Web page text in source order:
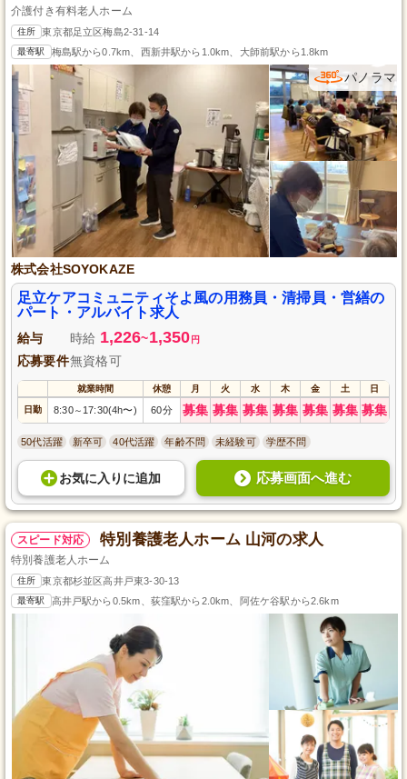
介護付き有料老人ホーム
住所 東京都足立区梅島2-31-14
最寄駅 梅島駅から0.7km、西新井駅から1.0km、大師前駅から1.8km
パノラマ
株式会社SOYOKAZE
足立ケアコミュニティそよ風の用務員・清掃員・営繕の
パート・アルバイト求人
給与 時給 1,226~1,350 円
応募要件無資格可
就業時間 休憩 月 火 水 木 金 土 日
日勤 8:30～ 17:30(4h〜) 60分 募集 募集 募集 募集 募集 募集 募集
50代活躍 新卒可 40代活躍 年齢不問 未経験可 学歴不問
お気に入り に追加 応募画面へ進む
スピード対応 特別養護老人ホーム 山河の求人
特別養護老人ホーム
住所 東京都杉並区高井戸東3-30-13
最寄駅 高井戸駅から0.5km、荻窪駅から2.0km、阿佐ケ谷駅から2.6km